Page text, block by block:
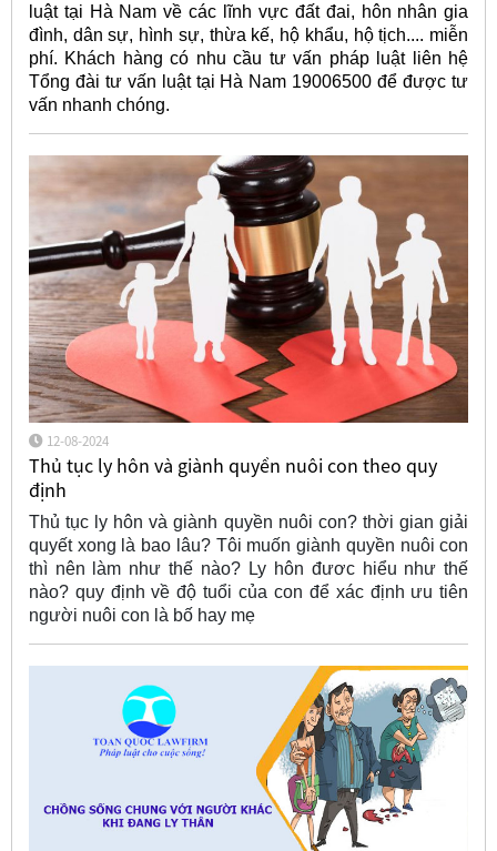
luật tại Hà Nam về các lĩnh vực đất đai, hôn nhân gia
đình, dân sự, hình sự, thừa kế, hộ khẩu, hộ tịch.... miễn
phí. Khách hàng có nhu cầu tư vấn pháp luật liên hệ
Tổng đài tư vấn luật tại Hà Nam 19006500 để được tư
vấn nhanh chóng.
12-08-2024
Thủ tục ly hôn và giành quyền nuôi con theo quy
định
Thủ tục ly hôn và giành quyền nuôi con? thời gian giải
quyết xong là bao lâu? Tôi muốn giành quyền nuôi con
thì nên làm như thế nào? Ly hôn đươc hiểu như thế
nào? quy định về độ tuổi của con để xác định ưu tiên
người nuôi con là bố hay mẹ